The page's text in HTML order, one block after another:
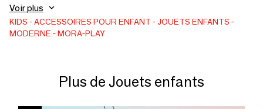
à 12 ans. Ne convient pas aux enfants de moins de 3 ans.
Dimensions du produit : 25 mm de diamètre, 20 cm de long.
Taille de l'emballage : 10,5 x 22,5 x 6 cm. 85 gr.
Voir plus
KIDS ACCESSOIRES POUR ENFANT
JOUETS ENFANTS
MODERNE
MORA-PLAY
Plus de Jouets enfants